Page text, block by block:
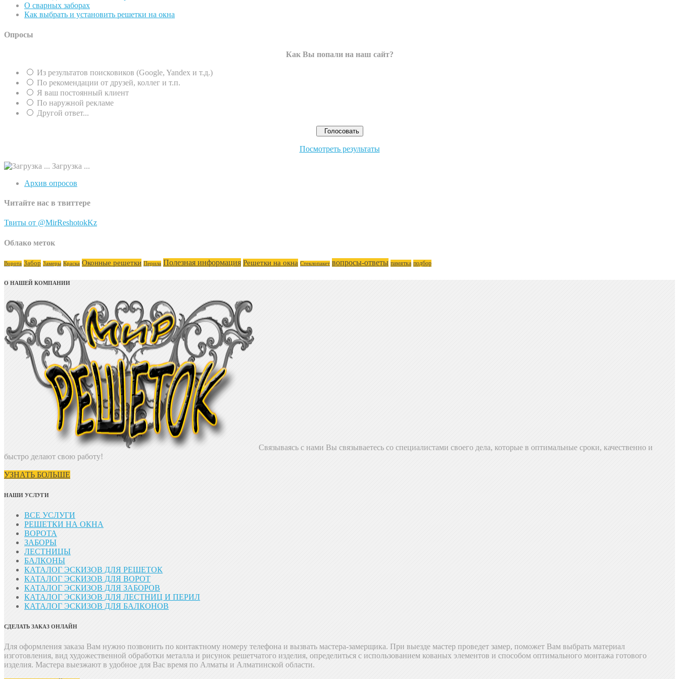
О сварных заборах
Как выбрать и установить решетки на окна
Опросы
Как Вы попали на наш сайт?
Из результатов поисковиков (Google, Yandex и т.д.)
По рекомендации от друзей, коллег и т.п.
Я ваш постоянный клиент
По наружной рекламе
Другой ответ...
Посмотреть результаты
Загрузка ...
Архив опросов
Читайте нас в твиттере
Твиты от @MirReshotokKz
Облако меток
Ворота Забор Замеры Краска Оконные решетки Перила Полезная информация Решетки на окна Стеклопакет вопросы-ответы памятка подбор
О НАШЕЙ КОМПАНИИ
Связываясь с нами Вы связываетесь со специалистами своего дела, которые в оптимальные сроки, качественно и
быстро делают свою работу!
УЗНАТЬ БОЛЬШЕ
НАШИ УСЛУГИ
ВСЕ УСЛУГИ
РЕШЕТКИ НА ОКНА
ВОРОТА
ЗАБОРЫ
ЛЕСТНИЦЫ
БАЛКОНЫ
КАТАЛОГ ЭСКИЗОВ ДЛЯ РЕШЕТОК
КАТАЛОГ ЭСКИЗОВ ДЛЯ ВОРОТ
КАТАЛОГ ЭСКИЗОВ ДЛЯ ЗАБОРОВ
КАТАЛОГ ЭСКИЗОВ ДЛЯ ЛЕСТНИЦ И ПЕРИЛ
КАТАЛОГ ЭСКИЗОВ ДЛЯ БАЛКОНОВ
СДЕЛАТЬ ЗАКАЗ ОНЛАЙН
Для оформления заказа Вам нужно позвонить по контактному номеру телефона и вызвать мастера-замерщика. При выезде мастер проведет замер, поможет Вам выбрать материал
изготовления, вид художественной обработки металла и рисунок решетчатого изделия, определиться с использованием кованых элементов и способом оптимального монтажа готового
изделия. Мастера выезжают в удобное для Вас время по Алматы и Алматинской области.